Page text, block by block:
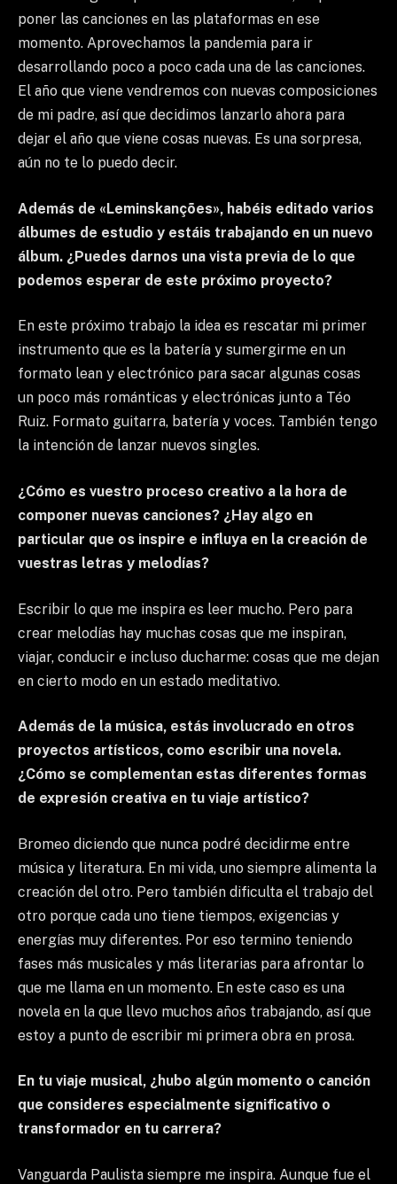
poner las canciones en las plataformas en ese
momento. Aprovechamos la pandemia para ir
desarrollando poco a poco cada una de las canciones.
El año que viene vendremos con nuevas composiciones
de mi padre, así que decidimos lanzarlo ahora para
dejar el año que viene cosas nuevas. Es una sorpresa,
aún no te lo puedo decir.
Además de «Leminskanções», habéis editado varios
álbumes de estudio y estáis trabajando en un nuevo
álbum. ¿Puedes darnos una vista previa de lo que
podemos esperar de este próximo proyecto?
En este próximo trabajo la idea es rescatar mi primer
instrumento que es la batería y sumergirme en un
formato lean y electrónico para sacar algunas cosas
un poco más románticas y electrónicas junto a Téo
Ruiz. Formato guitarra, batería y voces. También tengo
la intención de lanzar nuevos singles.
¿Cómo es vuestro proceso creativo a la hora de
componer nuevas canciones? ¿Hay algo en
particular que os inspire e influya en la creación de
vuestras letras y melodías?
Escribir lo que me inspira es leer mucho. Pero para
crear melodías hay muchas cosas que me inspiran,
viajar, conducir e incluso ducharme: cosas que me dejan
en cierto modo en un estado meditativo.
Además de la música, estás involucrado en otros
proyectos artísticos, como escribir una novela.
¿Cómo se complementan estas diferentes formas
de expresión creativa en tu viaje artístico?
Bromeo diciendo que nunca podré decidirme entre
música y literatura. En mi vida, uno siempre alimenta la
creación del otro. Pero también dificulta el trabajo del
otro porque cada uno tiene tiempos, exigencias y
energías muy diferentes. Por eso termino teniendo
fases más musicales y más literarias para afrontar lo
que me llama en un momento. En este caso es una
novela en la que llevo muchos años trabajando, así que
estoy a punto de escribir mi primera obra en prosa.
En tu viaje musical, ¿hubo algún momento o canción
que consideres especialmente significativo o
transformador en tu carrera?
Vanguarda Paulista siempre me inspira. Aunque fue el